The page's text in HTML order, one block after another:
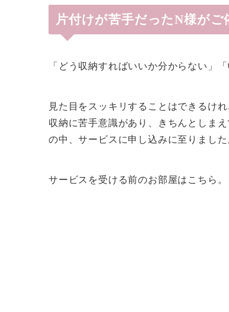
片付けが苦手だったN様がご
「どう収納すればいいか分からない」
見た目をスッキリすることはできるけ
収納に苦手意識があり、きちんとしま
の中、サービスに申し込みに至りました
サービスを受ける前のお部屋はこちら。